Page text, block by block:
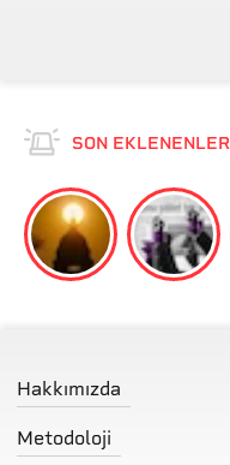
SON EKLENENLER
Hakkımızda
Metodoloji